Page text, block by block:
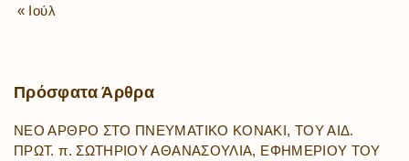
« Ιούλ
Πρόσφατα Άρθρα
ΝΕΟ ΑΡΘΡΟ ΣΤΟ ΠΝΕΥΜΑΤΙΚΟ ΚΟΝΑΚΙ, ΤΟΥ ΑΙΔ.
ΠΡΩΤ. π. ΣΩΤΗΡΙΟΥ ΑΘΑΝΑΣΟΥΛΙΑ, ΕΦΗΜΕΡΙΟΥ ΤΟΥ